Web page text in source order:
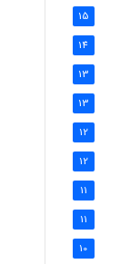
15
14
13
13
12
12
11
11
10